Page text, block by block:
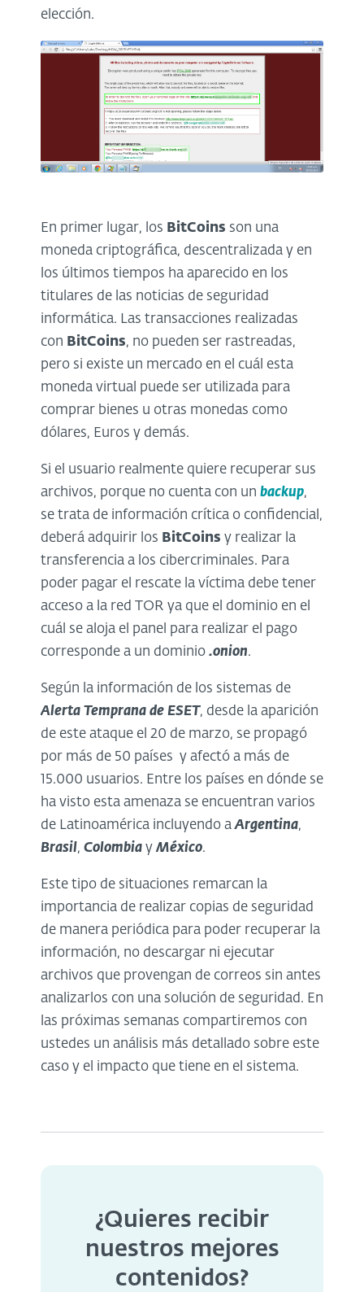
elección.
En primer lugar, los BitCoins son una
moneda criptográfica, descentralizada y en
los últimos tiempos ha aparecido en los
titulares de las noticias de seguridad
informática. Las transacciones realizadas
con BitCoins, no pueden ser rastreadas,
pero si existe un mercado en el cuál esta
moneda virtual puede ser utilizada para
comprar bienes u otras monedas como
dólares, Euros y demás.
Si el usuario realmente quiere recuperar sus
archivos, porque no cuenta con un backup,
se trata de información crítica o confidencial,
deberá adquirir los BitCoins y realizar la
transferencia a los cibercriminales. Para
poder pagar el rescate la víctima debe tener
acceso a la red TOR ya que el dominio en el
cuál se aloja el panel para realizar el pago
corresponde a un dominio .onion.
Según la información de los sistemas de
Alerta Temprana de ESET, desde la aparición
de este ataque el 20 de marzo, se propagó
por más de 50 países y afectó a más de
15.000 usuarios. Entre los países en dónde se
ha visto esta amenaza se encuentran varios
de Latinoamérica incluyendo aArgentina,
Brasil, Colombia yMéxico.
Este tipo de situaciones remarcan la
importancia de realizar copias de seguridad
de manera periódica para poder recuperar la
información, no descargar ni ejecutar
archivos que provengan de correos sin antes
analizarlos con una solución de seguridad. En
las próximas semanas compartiremos con
ustedes un análisis más detallado sobre este
caso y el impacto que tiene en el sistema.
¿Quieres recibir
nuestros mejores
contenidos?